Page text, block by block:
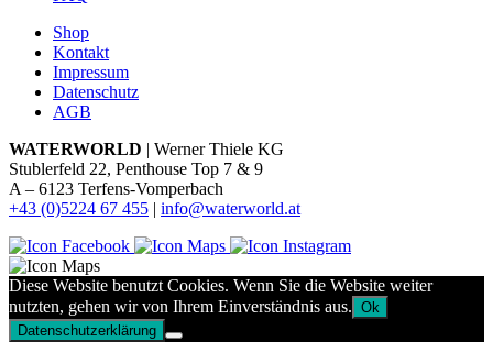
Shop
Kontakt
Impressum
Datenschutz
AGB
WATERWORLD | Werner Thiele KG
Stublerfeld 22, Penthouse Top 7 & 9
A – 6123 Terfens-Vomperbach
+43 (0)5224 67 455 | info@waterworld.at
Diese Website benutzt Cookies. Wenn Sie die Website weiter
nutzten, gehen wir von Ihrem Einverständnis aus. Ok
Datenschutzerklärung